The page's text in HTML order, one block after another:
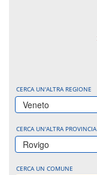
CERCA UN'ALTRA REGIONE
Veneto
CERCA UN'ALTRA PROVINCIA
Rovigo
CERCA UN COMUNE